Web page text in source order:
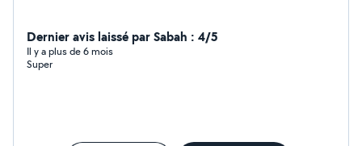
Dernier avis laissé par Sabah : 4/5
Il y a plus de 6 mois
Super